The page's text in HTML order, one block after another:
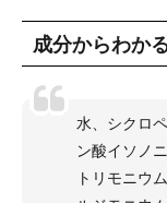
成分からわか
水、シクロ
ン酸イソノ
トリモニウ